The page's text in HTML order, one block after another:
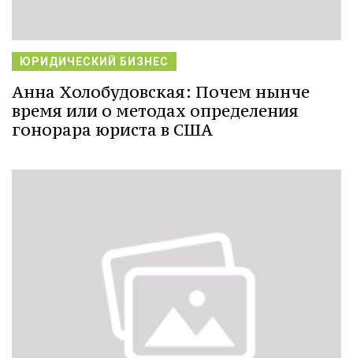
ЮРИДИЧЕСКИЙ БИЗНЕС
Анна Холобудовская: Почем нынче
время или о методах определения
гонорара юриста в США